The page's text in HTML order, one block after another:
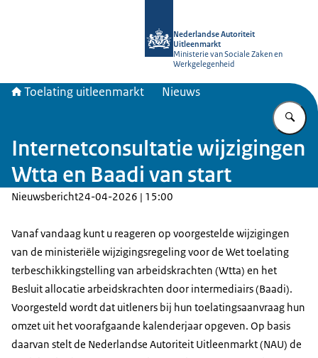
Nederlandse Autoriteit
Uitleenmarkt
Ministerie van Sociale Zaken en
Werkgelegenheid
Toelating uitleenmarkt Nieuws
Internetconsultatie wijzigingen
Wtta en Baadi van start
Nieuwsbericht24-04-2026 | 15:00
Vanaf vandaag kunt u reageren op voorgestelde wijzigingen
van de ministeriële wijzigingsregeling voor de Wet toelating
terbeschikkingstelling van arbeidskrachten (Wtta) en het
Besluit allocatie arbeidskrachten door intermediairs (Baadi).
Voorgesteld wordt dat uitleners bij hun toelatingsaanvraag hun
omzet uit het voorafgaande kalenderjaar opgeven. Op basis
daarvan stelt de Nederlandse Autoriteit Uitleenmarkt (NAU) de